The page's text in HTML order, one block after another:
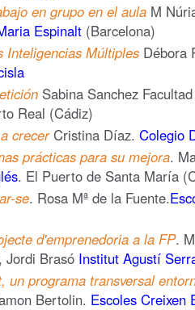
en grupo en el aula M
Espinalt (Barcelona)
Inteligencias Múltiples Débora
Sabina Sanchez
Real (Cádiz)
crecerCristina Díaz. Colegio
prácticas para su mejora.
. El Puerto de Santa María
se. Rosa Mª de la Fuente.
d'emprenedoria a la FP.
Jordi Brasó Institut Agustí
un programa transversal
Bertolin. Escoles Creixen